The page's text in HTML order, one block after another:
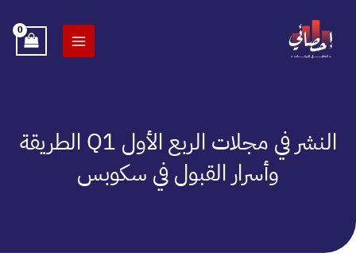
المحتوى
النشر في مجلات الربع الأول Q1 الطريقة
وأسرار القبول في سكوبس